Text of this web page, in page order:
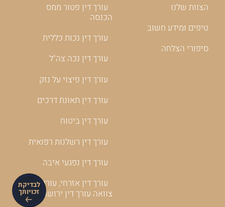
לבדיקת
זכויותך
הצוות שלנו
טיפים ומידע חשוב
סיפורי הצלחה
עורך דין פטור ממס
הכנסה
עורך דין נכות כללית
עורך דין נכה צה"ל
עורך דין פיצוי על נזק
עורך דין תאונת דרכים
עורך דין ביטוח
עורך דין רשלנות רפואית
עורך דין נפגעי איבה
עורך דין אזרחי, עורך דין
צוואה עורך דין ירושה